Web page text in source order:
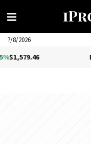
7/8/2026